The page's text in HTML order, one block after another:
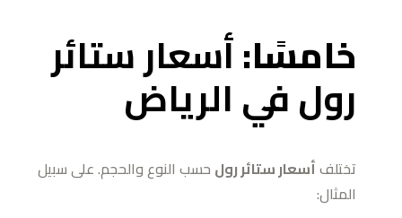
خامسًا:أسعار ستائر
رول في الرياض
تختلفأسعار ستائر رول حسب النوع والحجم. على سبيل
المثال: